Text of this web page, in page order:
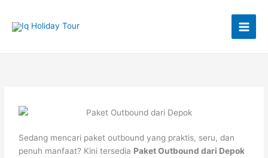
konten
Sedang mencari paket outbound yang praktis, seru, dan
penuh manfaat? Kini tersedia Paket Outbound dari Depok